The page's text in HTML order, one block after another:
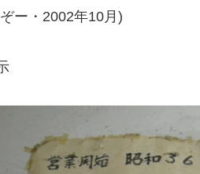
ー・2002年10月)